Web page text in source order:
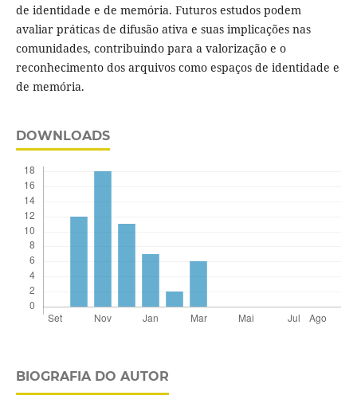
de identidade e de memória. Futuros estudos podem
avaliar práticas de difusão ativa e suas implicações nas
comunidades, contribuindo para a valorização e o
reconhecimento dos arquivos como espaços de identidade e
de memória.
DOWNLOADS
BIOGRAFIA DO AUTOR